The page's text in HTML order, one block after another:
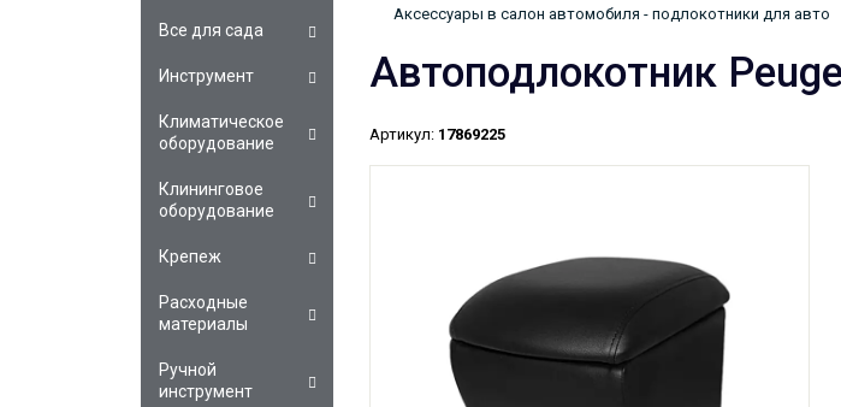
Аксессуары в салон автомобиля - подлокотники для авто
Автоподлокотник
Артикул: 17869225
Все для сада
Инструмент
Климатическое
оборудование
Клининговое
оборудование
Крепеж
Расходные
материалы
Ручной
инструмент